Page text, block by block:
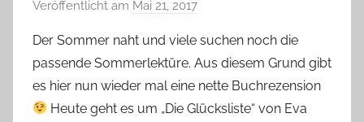
mehr
Veröffentlicht am Mai 21, 2017
n
Y
v
o
Der Sommer naht und viele suchen noch die
passende Sommerlektüre. Aus diesem Grund gibt
es hier nun wieder mal eine nette Buchrezension
Heute geht es um „Die Glücksliste“ von Eva